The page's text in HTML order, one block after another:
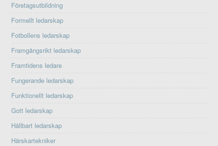
Företagsutbildning
Formellt ledarskap
Fotbollens ledarskap
Framgångsrikt ledarskap
Framtidens ledare
Fungerande ledarskap
Funktionellt ledarskap
Gott ledarskap
Hållbart ledarskap
Härskartekniker